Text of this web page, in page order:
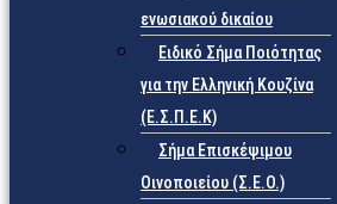
ενωσιακού δικαίου
Ειδικό Σήμα Ποιότητας
για την Ελληνική Κουζίνα
(Ε.Σ.Π.Ε.Κ)
Σήμα Επισκέψιμου
Οινοποιείου (Σ.Ε.Ο.)